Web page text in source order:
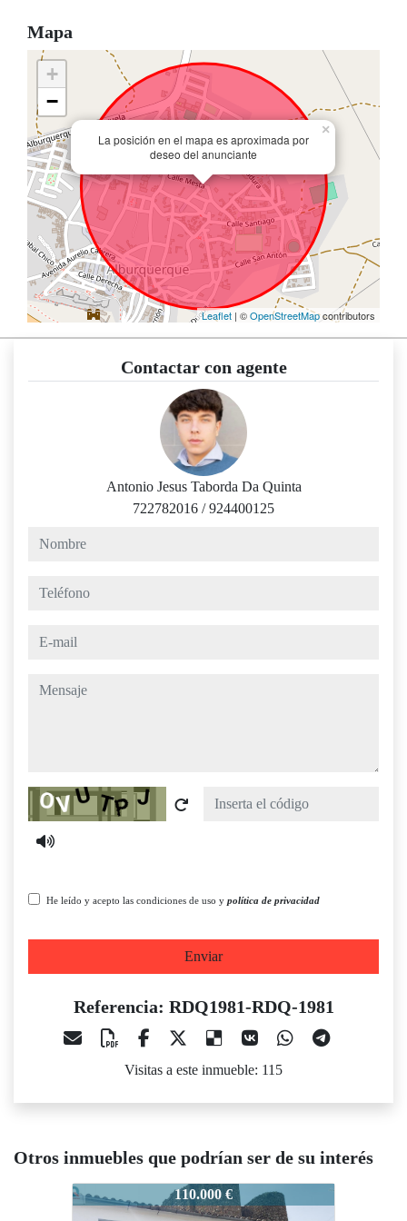
Mapa
La posición en el mapa es aproximada por
deseo del anunciante
×
+
−
Leaflet | ©OpenStreetMapcontributors
Contactar con agente
Antonio Jesus Taborda Da Quinta
722782016 /924400125
nombre
teléfono
e-mail
mensaje
Captcha
He leído y acepto las condiciones de uso y política de privacidad
Enviar
Referencia: RDQ1981-RDQ-1981
Visitas a este inmueble: 115
Otros inmuebles que podrían ser de su interés
RDQ-1981
110.000 €
RDQ1981-RDQ-1981
67.000 €